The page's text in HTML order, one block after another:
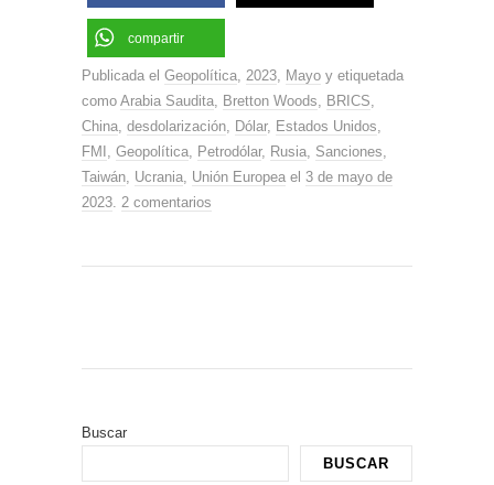
compartir
Publicada el Geopolítica 2023 Mayo y etiquetada
como Arabia Saudita Bretton Woods BRICS
China desdolarización Dólar, Estados Unidos
FMI
Geopolítica Petrodólar, Rusia Sanciones
Taiwán Ucrania Unión Europea el 3 de mayo de
2023 2 comentarios
Buscar
BUSCAR